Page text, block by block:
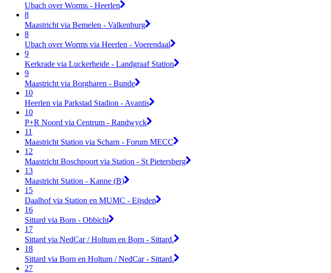
Ubach over Worms - Heerlen
8
Maastricht via Bemelen - Valkenburg
8
Ubach over Worms via Heerlen - Voerendaal
9
Kerkrade via Luckerheide - Landgraaf Station
9
Maastricht via Borgharen - Bunde
10
Heerlen via Parkstad Stadion - Avantis
10
P+R Noord via Centrum - Randwyck
11
Maastricht Station via Scharn - Forum MECC
12
Maastricht Boschpoort via Station - St Pietersberg
13
Maastricht Station - Kanne (B)
15
Daalhof via Station en MUMC - Eijsden
16
Sittard via Born - Obbicht
17
Sittard via NedCar / Holtum en Born - Sittard.
18
Sittard via Born en Holtum / NedCar - Sittard.
27